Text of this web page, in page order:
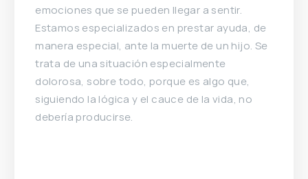
emociones que se pueden llegar a sentir.
Estamos especializados en prestar ayuda, de
manera especial, ante la muerte de un hijo. Se
trata de una situación especialmente
dolorosa, sobre todo, porque es algo que,
siguiendo la lógica y el cauce de la vida, no
debería producirse.